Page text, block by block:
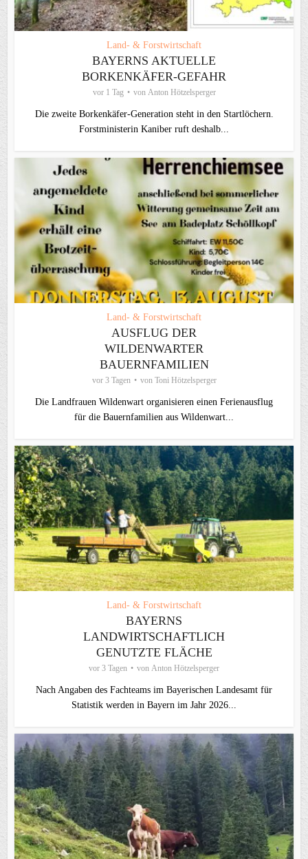
Land- & Forstwirtschaft
BAYERNS AKTUELLE
BORKENKÄFER-GEFAHR
vor 1 Tag von Anton Hötzelsperger
Die zweite Borkenkäfer-Generation steht in den Startlöchern.
Forstministerin Kaniber ruft deshalb...
Land- & Forstwirtschaft
AUSFLUG DER
WILDENWARTER
BAUERNFAMILIEN
vor 3 Tagen von Toni Hötzelsperger
Die Landfrauen Wildenwart organisieren einen Ferienausflug
für die Bauernfamilien aus Wildenwart...
Land- & Forstwirtschaft
BAYERNS
LANDWIRTSCHAFTLICH
GENUTZTE FLÄCHE
vor 3 Tagen von Anton Hötzelsperger
Nach Angaben des Fachteams im Bayerischen Landesamt für
Statistik werden in Bayern im Jahr 2026...